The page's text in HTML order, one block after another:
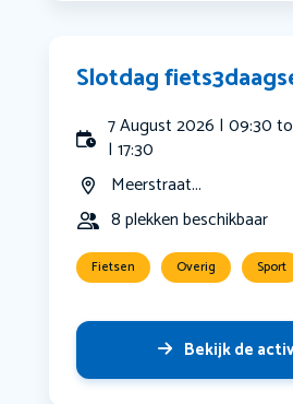
Slotdag
7 August 2026 | 09:30
| 17:30
Meerstraat...
8 plekken beschikbaar
Fietsen Overig Sport
Bekijk de